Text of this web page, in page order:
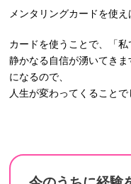
メンタリングカードを使え
カードを使うことで、「
静かなる自信が湧いてき
になるので、
人生が変わってくることで